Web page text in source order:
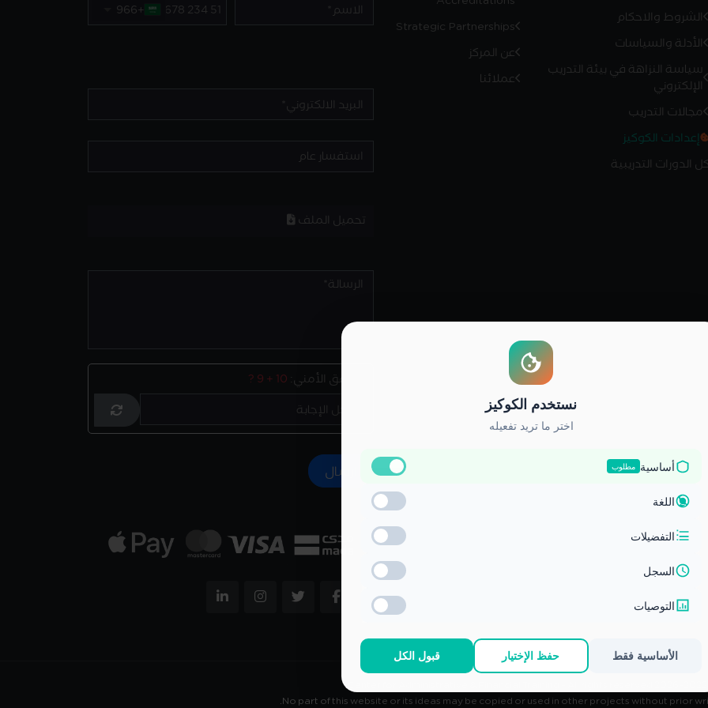
الشروط والاحكام
الأدلة والسياسات
سياسة النزاهة في بيئة التدريب
الإلكتروني
مجالات التدريب
إعدادات الكوكيز
الدورات التدريبية
Strategic Partnerships
عن المركز
عملائنا
+966
تحميل الملف
التحقق الأمني: 10 + 9 ?
للتعليم الالكتروني
No part of this website or its ideas may be copied or used in other projects without prior